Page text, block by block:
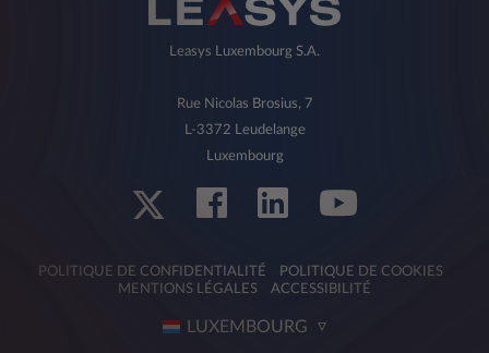
Leasys Luxembourg S.A.
Rue Nicolas Brosius, 7
L-3372 Leudelange
Luxembourg
POLITIQUE DE CONFIDENTIALITÉ
POLITIQUE DE COOKIES
MENTIONS LÉGALES
ACCESSIBILITÉ
LUXEMBOURG